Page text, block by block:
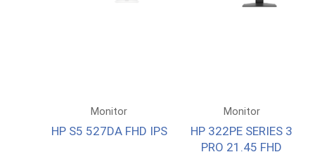
Monitor
HP S5 527DA FHD IPS
Monitor
HP 322PE SERIES 3
PRO 21.45 FHD